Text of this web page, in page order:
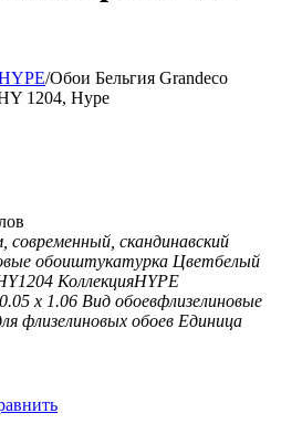
/Обои Бельгия Grandeco
1204, Hype
современный, скандинавский
обоиштукатурка Цветбелый
КоллекцияHYPE
х 1.06 Вид обоевфлизелиновые
флизелиновых обоев Единица